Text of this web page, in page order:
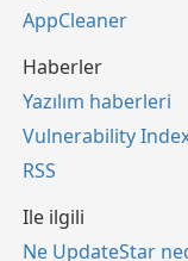
AppCleaner
Haberler
Yazılım haberleri
Vulnerability
RSS
Ile ilgili
Ne UpdateStar